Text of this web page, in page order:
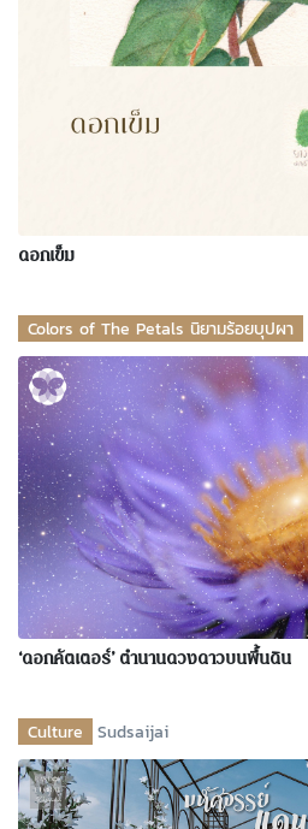
ดอกเข็ม
Colors of The Petals นิยามร้อยบุปผา
‘ดอกคัตเตอร์’ ตำนานดวงดาวบนพื้นดิน
Culture Sudsaijai